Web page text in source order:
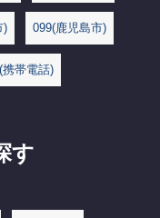
) 099(鹿児島市)
携帯電話)
す